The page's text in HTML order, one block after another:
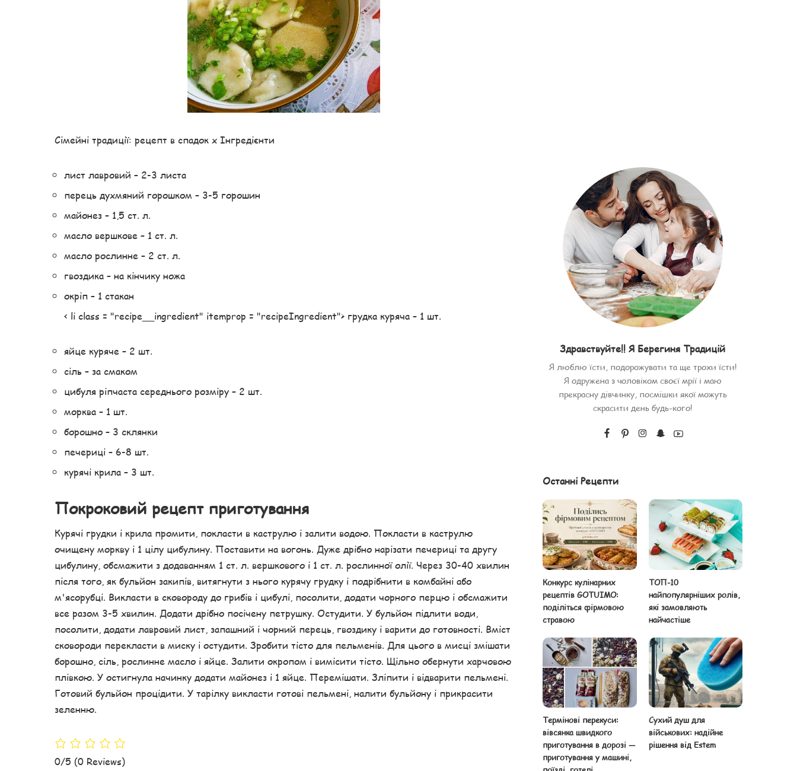
Сімейні традиції: рецепт в спадок x Інгредієнти
лист лавровий – 2-3 листа
перець духмяний горошком – 3-5 горошин
майонез – 1,5 ст. л.
масло вершкове – 1 ст. л.
масло рослинне – 2 ст. л.
гвоздика – на кінчику ножа
окріп – 1 стакан
< li class = "recipe__ingredient" itemprop = "recipeIngredient"> грудка куряча – 1 шт.
яйце куряче – 2 шт.
сіль – за смаком
цибуля ріпчаста середнього розміру – 2 шт.
морква – 1 шт.
борошно – 3 склянки
печериці – 6-8 шт.
курячі крила – 3 шт.
Покроковий рецепт приготування
Курячі грудки і крила промити, покласти в каструлю і залити водою. Покласти в каструлю
очищену моркву і 1 цілу цибулину. Поставити на вогонь. Дуже дрібно нарізати печериці та другу
цибулину, обсмажити з додаванням 1 ст. л. вершкового і 1 ст. л. рослинної олії. Через 30-40 хвилин
після того, як бульйон закипів, витягнути з нього курячу грудку і подрібнити в комбайні або
м'ясорубці. Викласти в сковороду до грибів і цибулі, посолити, додати чорного перцю і обсмажити
все разом 3-5 хвилин. Додати дрібно посічену петрушку. Остудити. У бульйон підлити води,
посолити, додати лавровий лист, запашний і чорний перець, гвоздику і варити до готовності. Вміст
сковороди перекласти в миску і остудити. Зробити тісто для пельменів. Для цього в мисці змішати
борошно, сіль, рослинне масло і яйце. Залити окропом і вимісити тісто. Щільно обернути харчовою
плівкою. У остигнула начинку додати майонез і 1 яйце. Перемішати. Зліпити і відварити пельмені.
Готовий бульйон процідити. У тарілку викласти готові пельмені, налити бульйону і прикрасити
зеленню.
0/5 (0 Reviews)
Здравствуйте!! Я Берегиня Традицій
Я люблю їсти, подорожувати та ще трохи їсти!
Я одружена з чоловіком своєї мрії і маю
прекрасну дівчинку, посмішки якої можуть
скрасити день будь-кого!
Останні Рецепти
Конкурс кулінарних
рецептів GOTUIMO:
поділіться фірмовою
стравою
ТОП-10
найпопулярніших ролів,
які замовляють
найчастіше
Термінові перекуси:
вівсянка швидкого
приготування в дорозі —
приготування у машині,
Сухий душ для
військових: надійне
рішення від Estem